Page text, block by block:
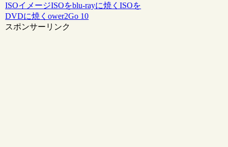
ISOイメージISOをblu-rayに焼くISOを
DVDに焼くower2Go 10
スポンサーリンク